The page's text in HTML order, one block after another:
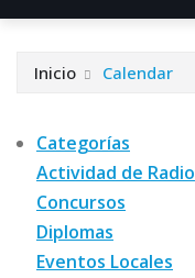
Inicio Calendar
Categorías
Actividad de Radio
Concursos
Diplomas
Eventos Locales